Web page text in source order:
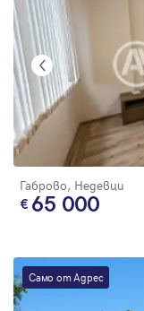
Габрово, Недевци
65 000
Само от Адрес